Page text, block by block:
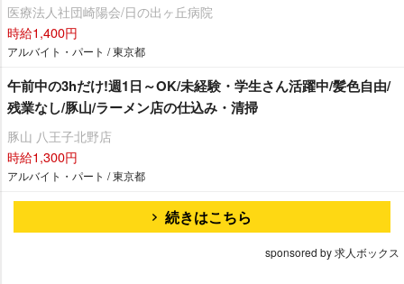
医療法人社団崎陽会/日の出ヶ丘病院
時給1,400円
アルバイト・パート / 東京都
午前中の3hだけ!週1日～OK/未経験・学生さん活躍中/髪色自由/
残業なし/豚山/ラーメン店の仕込み・清掃
豚山 八王子北野店
時給1,300円
アルバイト・パート / 東京都
続きはこちら
sponsored by 求人ボックス